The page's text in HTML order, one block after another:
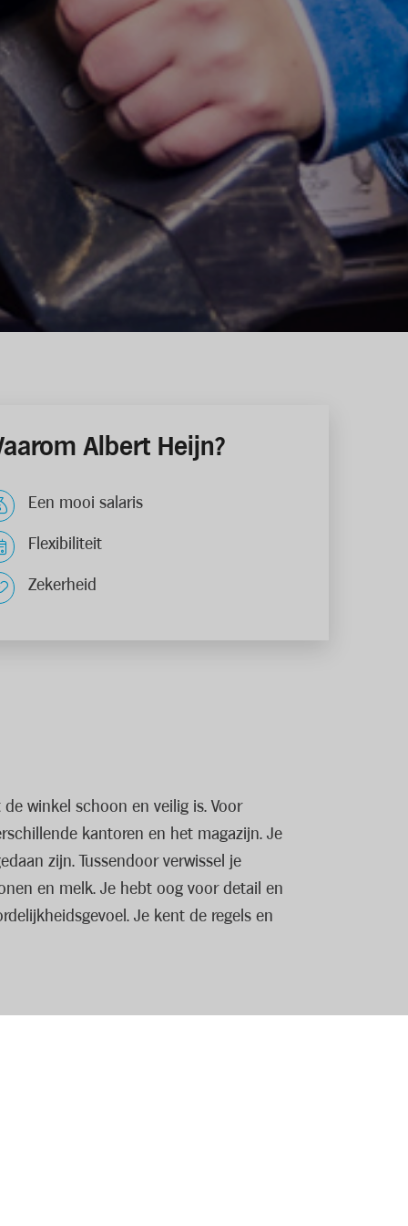
Albert Heijn?
Een mooi salaris
Flexibiliteit
Zekerheid
winkel schoon en veilig is. Voor
kantoren en het magazijn. Je
zijn. Tussendoor verwissel je
en melk. Je hebt oog voor detail en
Je kent de regels en